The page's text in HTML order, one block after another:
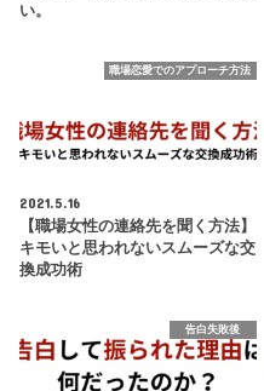
い。
職場恋愛でのアプローチ方法
2021.5.16
【職場女性の連絡先を聞く方法】
キモいと思われないスムーズな交
換成功術
告白失敗後